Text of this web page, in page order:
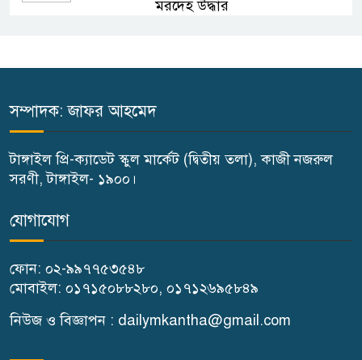
মরদেহ উদ্ধার
ফ্রি ব্লাড গ্রুপিং ক্যাম্পেইন
গোপালপুরে কৃষক দলের বিজয়
বাসের চাপায় পথচারী নারীর মৃত্যু
সম্পাদক: জাফর আহমেদ
টাঙ্গাইল প্রি-ক্যাডেট স্কুল মার্কেট (দ্বিতীয় তলা), কাজী নজরুল
সরণী, টাঙ্গাইল- ১৯০০।
যোগাযোগ
ফোন: ০২-৯৯৭৭৫৩৫৪৮
মোবাইল: ০১৭১৫০৮৮২৮০, ০১৭১২৬৯৫৮৪৯
নিউজ ও বিজ্ঞাপন : dailymkantha@gmail.com